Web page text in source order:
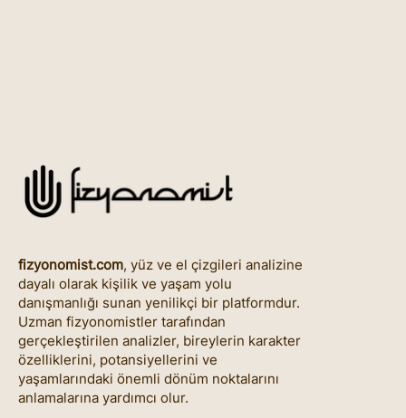
fizyonomist.com, yüz ve el çizgileri analizine
dayalı olarak kişilik ve yaşam yolu
danışmanlığı sunan yenilikçi bir platformdur.
Uzman fizyonomistler tarafından
gerçekleştirilen analizler, bireylerin karakter
özelliklerini, potansiyellerini ve
yaşamlarındaki önemli dönüm noktalarını
anlamalarına yardımcı olur.